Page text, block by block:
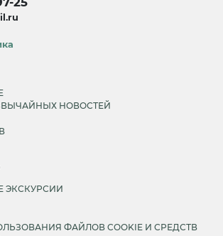
НОВОСТЕЙ
ЭКСКУРСИИ
ФАЙЛОВ COOKIE И СРЕДСТВ